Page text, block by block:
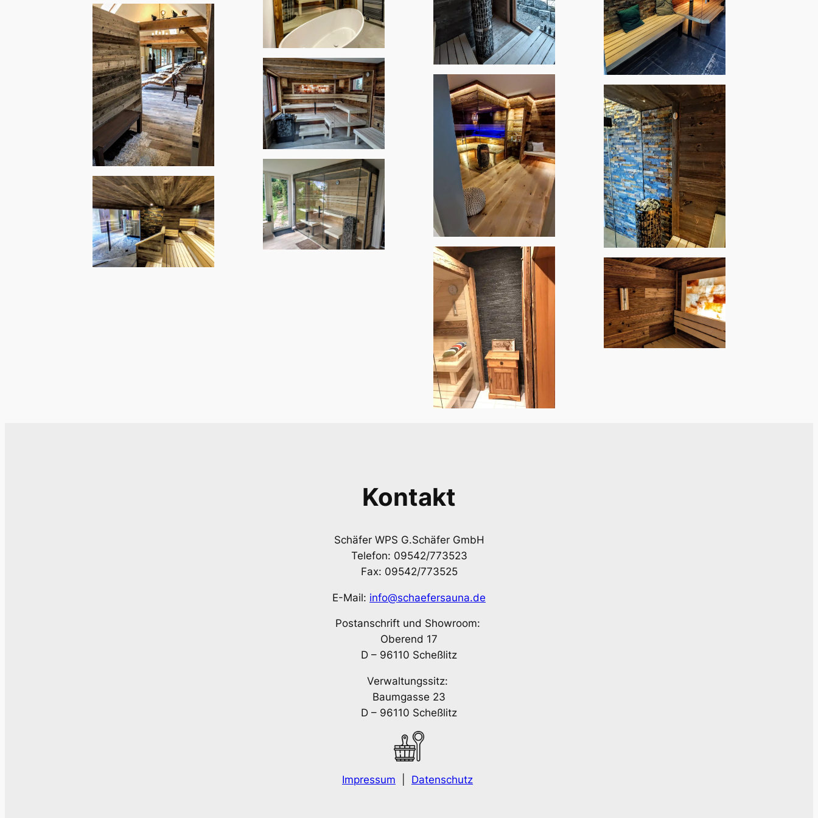
Kontakt
Schäfer WPS G.Schäfer GmbH
Telefon: 09542/773523
Fax: 09542/773525
E-Mail: info@schaefersauna.de
Postanschrift und Showroom:
Oberend 17
D – 96110 Scheßlitz
Verwaltungssitz:
Baumgasse 23
D – 96110 Scheßlitz
Impressum Datenschutz